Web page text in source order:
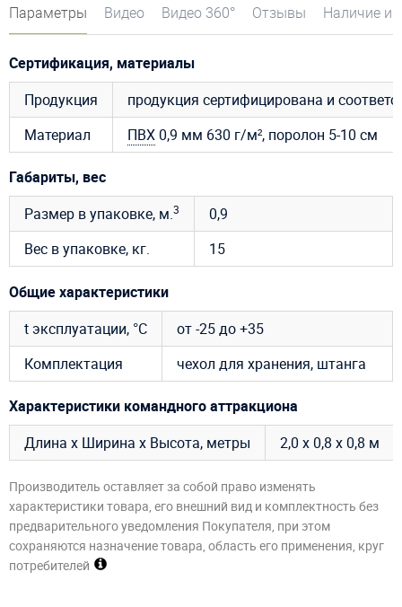
Параметры Видео Видео 360° Отзывы Наличие и
Сертификация, материалы
Продукция
продукция сертифицирована и
Материал
ПВХ0,9 мм 630 г/м², поролон 5-10 см
Габариты, вес
Размер в упаковке, м.3
0,9
Вес в упаковке, кг.
15
Общие характеристики
t эксплуатации, °C
от -25 до +35
Комплектация
чехол для хранения, штанга
Характеристики командного аттракциона
Длина х Ширина х Высота, метры
2,0 х 0,8 х 0,8 м
Производитель оставляет за собой право изменять
характеристики товара, его внешний вид и комплектность без
предварительного уведомления Покупателя, при этом
сохраняются назначение товара, область его применения, круг
потребителей